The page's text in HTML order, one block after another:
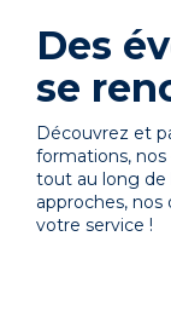
Des
se
Découvrez et
formations,
tout au long de
approches,
votre service !